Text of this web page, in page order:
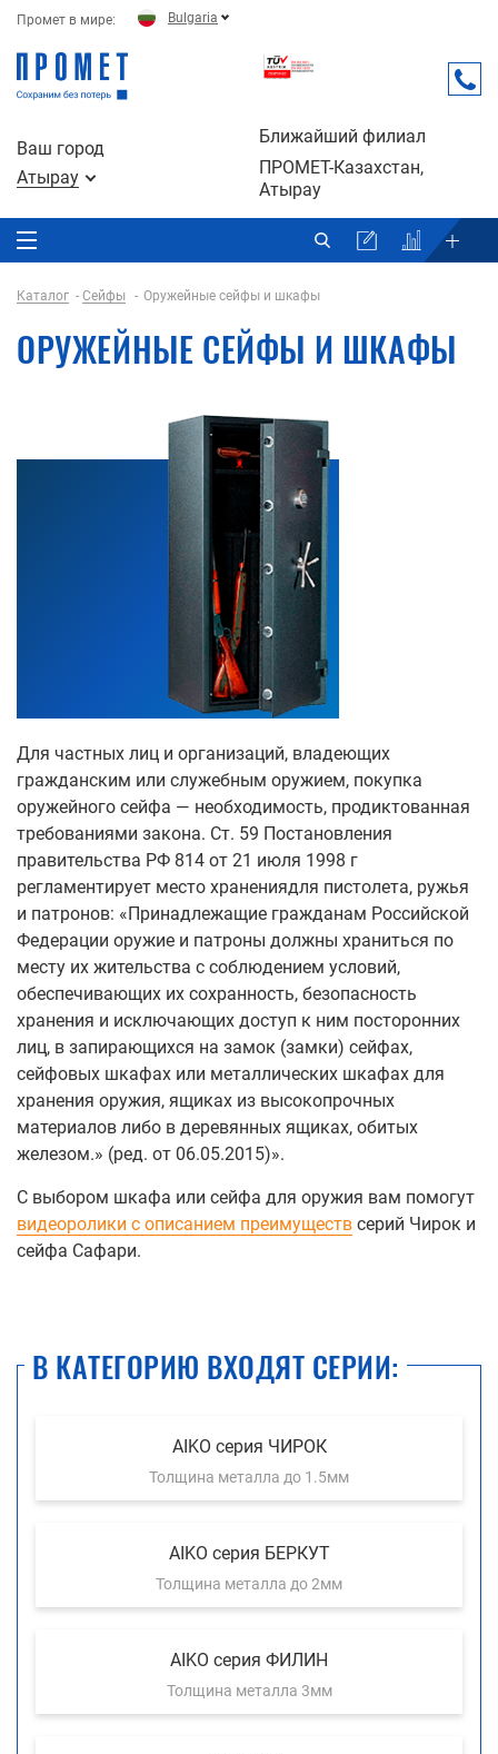
Промет в мире: Bulgaria
Ваш город
Атырау
Ближайший филиал
ПРОМЕТ-Казахстан,
Атырау
Каталог Сейфы Оружейные сейфы и шкафы
ОРУЖЕЙНЫЕ СЕЙФЫ И ШКАФЫ
Для частных лиц и организаций, владеющих
гражданским или служебным оружием, покупка
оружейного сейфа — необходимость, продиктованная
требованиями закона. Ст. 59 Постановления
правительства РФ 814 от 21 июля 1998 г
регламентирует место хранениядля пистолета, ружья
и патронов: «Принадлежащие гражданам Российской
Федерации оружие и патроны должны храниться по
месту их жительства с соблюдением условий,
обеспечивающих их сохранность, безопасность
хранения и исключающих доступ к ним посторонних
лиц, в запирающихся на замок (замки) сейфах,
сейфовых шкафах или металлических шкафах для
хранения оружия, ящиках из высокопрочных
материалов либо в деревянных ящиках, обитых
железом.» (ред. от 06.05.2015)».
С выбором шкафа или сейфа для оружия вам помогут
видеоролики с описанием преимуществ серий Чирок и
сейфа Сафари.
В КАТЕГОРИЮ ВХОДЯТ СЕРИИ:
AIKO серия ЧИРОК
Толщина металла до 1.5мм
AIKO серия БЕРКУТ
Толщина металла до 2мм
AIKO серия ФИЛИН
Толщина металла 3мм